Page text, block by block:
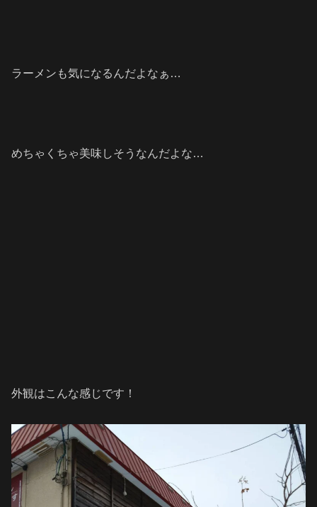
ラーメンも気になるんだよなぁ…
めちゃくちゃ美味しそうなんだよな…
外観はこんな感じです！